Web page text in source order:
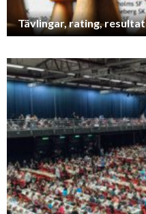
Tävlingar, rating, resultat